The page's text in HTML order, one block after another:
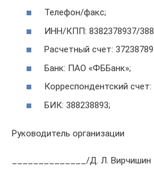
Телефон/факс;
ИНН/КПП: 8382378937/
Расчетный счет:
Банк: ПАО «ФББанк»;
Корреспондентский счет:
БИК: 388238893;
Руководитель организации
______________/Д. Л. Вирчишин